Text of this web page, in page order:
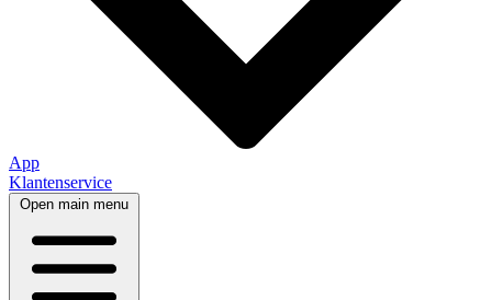
App
Klantenservice
Open main menu